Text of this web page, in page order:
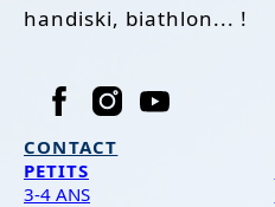
handiski, biathlon... !
CONTACT
PETITS
3-4 ANS